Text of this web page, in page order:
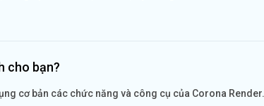
cho bạn?
cơ bản các chức năng và công cụ của Corona Render.